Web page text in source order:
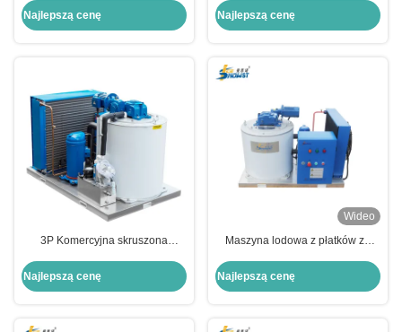
supermarketach Komercyjny
Najlepszą cenę
10 ton Wysokiej Wydajności
Najlepszą cenę
3P Komercyjna skruszona
do supermarketów
Najlepszą cenę
Wideo
Maszyna lodowa z płatków ze
przetwarzania chleba z płatkami z
Najlepszą cenę